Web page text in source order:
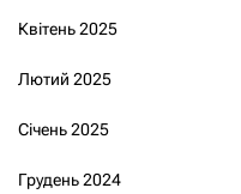
Квітень 2025
Лютий 2025
Січень 2025
Грудень 2024